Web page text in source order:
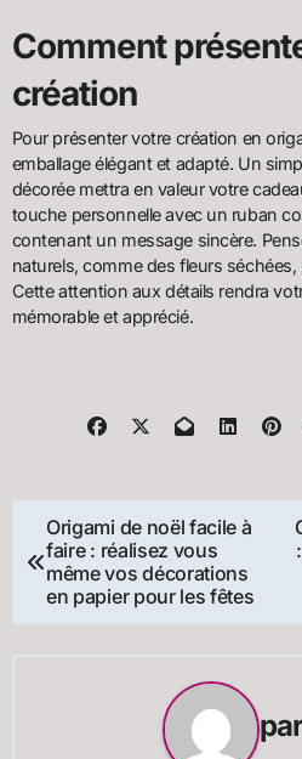
Comment
création
Pour présenter votre création en
emballage élégant et adapté. Un
décorée mettra en valeur votre
touche personnelle avec un ruban
contenant un message sincère.
naturels, comme des fleurs séchées,
Cette attention aux détails rendra
mémorable et apprécié.
Navigation
de
Origami de noël facile à
faire : réalisez vous
même vos décorations
en papier pour les fêtes